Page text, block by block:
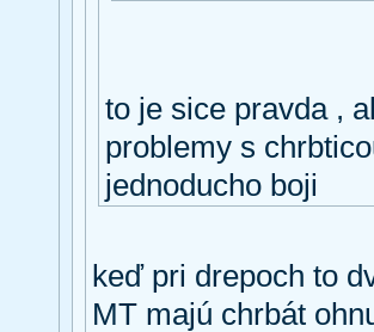
to je sice pravda ,
problemy s
jednoducho boji
keď pri drepoch to
MT majú chrbát